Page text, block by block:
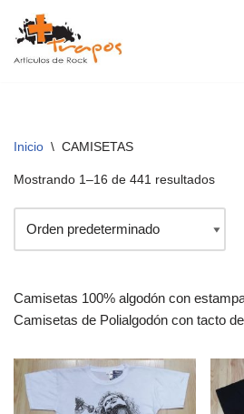
Saltar
Inicio \ CAMISETAS
Mostrando 1–16 de 441 resultados
Camisetas 100% algodón con
Camisetas de Polialgodón con tacto